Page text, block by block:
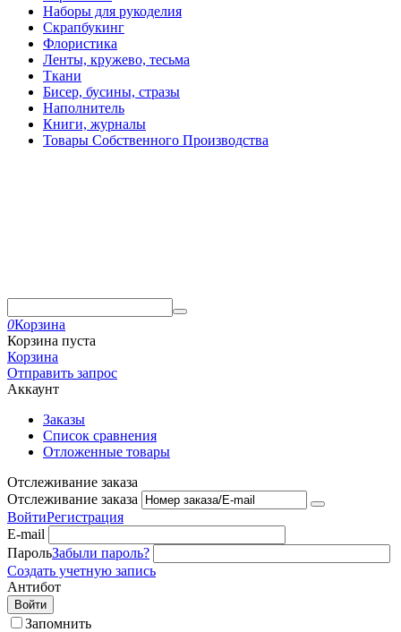
Наборы для рукоделия
Скрапбукинг
Флористика
Ленты, кружево, тесьма
Ткани
Бисер, бусины, стразы
Наполнитель
Книги, журналы
Товары Собственного Производства
0Корзина
Корзина пуста
Корзина
Отправить запрос
Аккаунт
Заказы
Список сравнения
Отложенные товары
Отслеживание заказа
Отслеживание заказа
ВойтиРегистрация
E-mail
ПарольЗабыли пароль?
Создать учетную запись
Антибот
Войти
Запомнить